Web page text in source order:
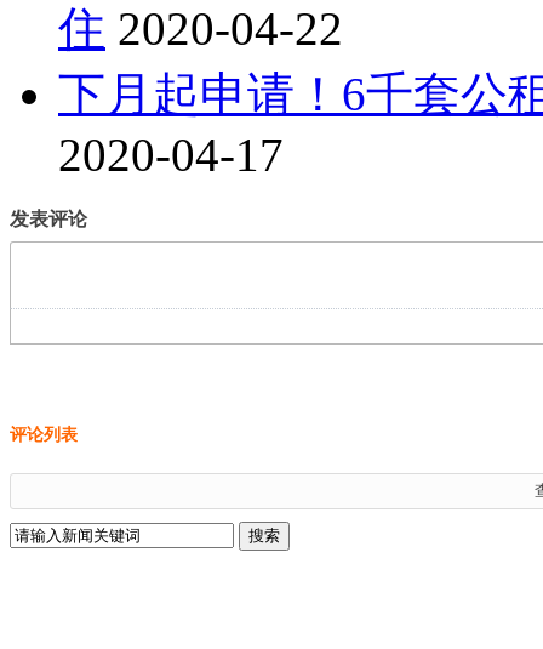
住 2020-04-22
下月起申请！6千套公
2020-04-17
发表评论
评论列表